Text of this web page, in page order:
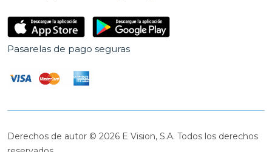
Pasarelas de pago seguras
Derechos de autor © 2026 E Vision, S.A. Todos los derechos